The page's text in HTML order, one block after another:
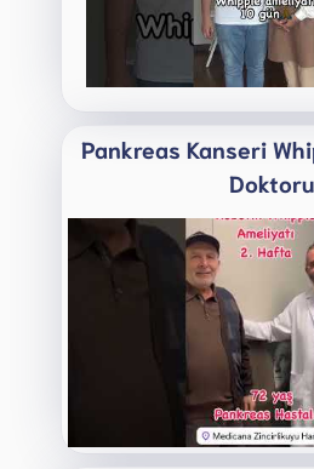
Pankreas Kanseri
Doktoru